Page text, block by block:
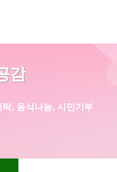
감
, 음식나눔, 시민기부